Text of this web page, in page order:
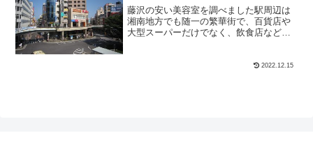
藤沢の安い美容室を調べました駅周辺は
湘南地方でも随一の繁華街で、百貨店や
大型スーパーだけでなく、飲食店なども
す。そんな中でも今回は、特に安くカッ
2022.12.15